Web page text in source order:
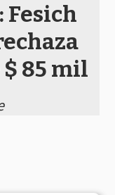
85 mil